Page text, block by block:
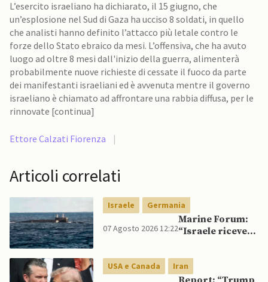
L’esercito israeliano ha dichiarato, il 15 giugno, che
un’esplosione nel Sud di Gaza ha ucciso 8 soldati, in quello
che analisti hanno definito l’attacco più letale contro le
forze dello Stato ebraico da mesi. L’offensiva, che ha avuto
luogo ad oltre 8 mesi dall'inizio della guerra, alimenterà
probabilmente nuove richieste di cessate il fuoco da parte
dei manifestanti israeliani ed è avvenuta mentre il governo
israeliano è chiamato ad affrontare una rabbia diffusa, per le
rinnovate [continua]
Ettore Calzati Fiorenza |
Articoli correlati
Israele Germania
07 Agosto 2026 12:22
Marine Forum:
“Israele riceve
sottomarino INS
Drakon dopo 14
anni”
USA e Canada Iran